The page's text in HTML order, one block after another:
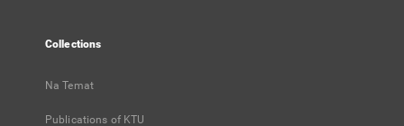
Collections
Na Temat
Publications of KTU